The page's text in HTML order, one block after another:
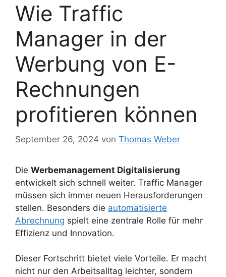
Wie Traffic
Manager in der
Werbung von E-
Rechnungen
profitieren können
September 26, 2024 von Thomas Weber
Die Werbemanagement Digitalisierung
entwickelt sich schnell weiter. Traffic Manager
müssen sich immer neuen Herausforderungen
stellen. Besonders die automatisierte
Abrechnung spielt eine zentrale Rolle für mehr
Effizienz und Innovation.
Dieser Fortschritt bietet viele Vorteile. Er macht
nicht nur den Arbeitsalltag leichter, sondern